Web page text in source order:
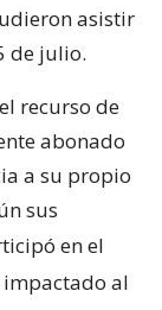
asistir
de julio.
recurso de
abonado
a su propio
sus
en el
al